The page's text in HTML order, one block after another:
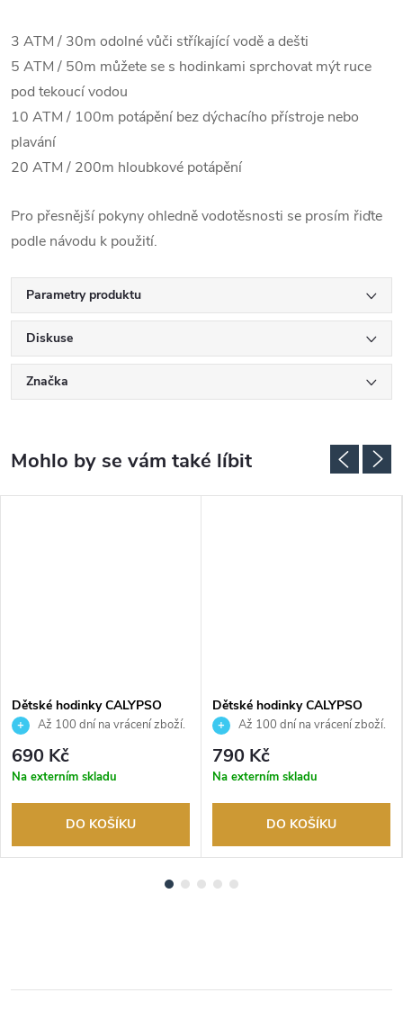
3 ATM / 30m odolné vůči stříkající vodě a dešti
5 ATM / 50m můžete se s hodinkami sprchovat mýt ruce
pod tekoucí vodou
10 ATM / 100m potápění bez dýchacího přístroje nebo
plavání
20 ATM / 200m hloubkové potápění
Pro přesnější pokyny ohledně vodotěsnosti se prosím řiďte
podle návodu k použití.
Parametry produktu
Diskuse
Značka
Dětské hodinky CALYPSO
K5844/1Až 100 dní na vrácení zboží.
Autorizovaný prodejce.
690 Kč
Na externím skladu
DO KOŠÍKU
Dětské hodinky CALYPSO
K5828/1Až 100 dní na vrácení zboží.
Autorizovaný prodejce.
790 Kč
Na externím skladu
DO KOŠÍKU